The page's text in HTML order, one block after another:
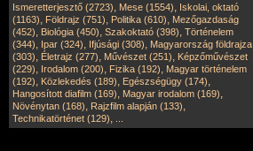
Ismeretterjesztő (2723), Mese (1554), Iskolai, oktató
(1163), Földrajz (751), Politika (610), Mezőgazdaság
(452), Biológia (450), Szakoktató (398), Történelem
(344), Ipar (324), Ifjúsági (308), Magyarország földrajza
(303), Életrajz (277), Művészet (251), Képzőművészet
(229), Irodalom (200), Fizika (192), Magyar történelem
(192), Közlekedés (189), Egészségügy (174),
Hangosított diafilm (169), Magyar irodalom (169),
Növénytan (168), Rajzfilm alapján (133),
Technikatörténet (129),